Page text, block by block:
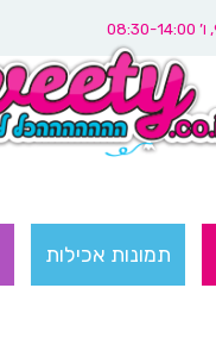
תמונות אכילות